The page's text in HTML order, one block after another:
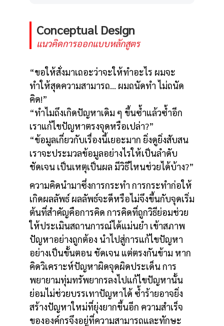
Conceptual Design
แนวคิดการออกแบบหลักสูตร
“ขอให้สั่งมาเถอะว่าจะให้ทำอะไร ผมจะ
ทำให้สุดความสามารถ… ผมถนัดทำ ไม่ถนัด
คิด!”
“ทำไมถึงเกิดปัญหาเดิม ๆ ขึ้นซ้ำแล้วซ้ำอีก
เราแก้ไขปัญหาตรงจุดหรือเปล่า?”
“ข้อมูลเกี่ยวกับเรื่องนี้เยอะมาก ยิ่งดูยิ่งสับสน
เราจะประมวลข้อมูลอย่างไรให้เป็นลำดับ
ชัดเจน เป็นเหตุเป็นผล มีวิธีไหนช่วยได้บ้าง?”
ความคิดนำมาซึ่งการกระทำ การกระทำก่อให้
เกิดผลลัพธ์ ผลลัพธ์จะดีหรือไม่จึงขึ้นกับจุดเริ่ม
ต้นที่สำคัญคือการคิด การคิดที่ถูกวิธีย่อมช่วย
ให้ประเมินสถานการณ์ได้แม่นยำ เข้าสภาพ
ปัญหาอย่างถูกต้อง นำไปสู่การแก้ไขปัญหา
อย่างเป็นขั้นตอน ชัดเจน แต่ตรงกันข้าม หาก
คิดวิเคราะห์ปัญหาผิดจุดผิดประเด็น การ
พยายามทุ่มทรัพยากรลงไปแก้ไขปัญหานั้น
ย่อมไม่ช่วยบรรเทาปัญหาได้ ซ้ำร้ายอาจยิ่ง
สร้างปัญหาใหม่ที่ยุ่งยากขึ้นอีก ความสำเร็จ
ขององค์กรจึงอยู่ที่ความสามารถและทักษะ